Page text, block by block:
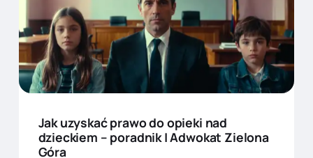
Jak uzyskać prawo do opieki nad
dzieckiem – poradnik | Adwokat Zielona
Góra